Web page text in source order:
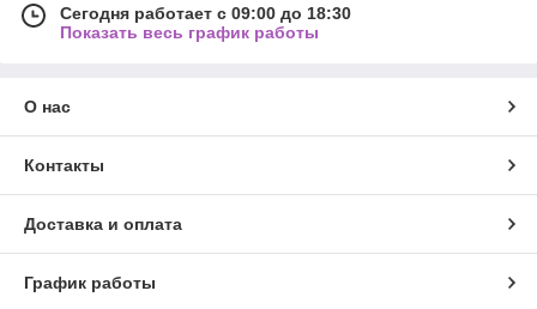
Сегодня работает с 09:00 до 18:30
Показать весь график работы
О нас
Контакты
Доставка и оплата
График работы